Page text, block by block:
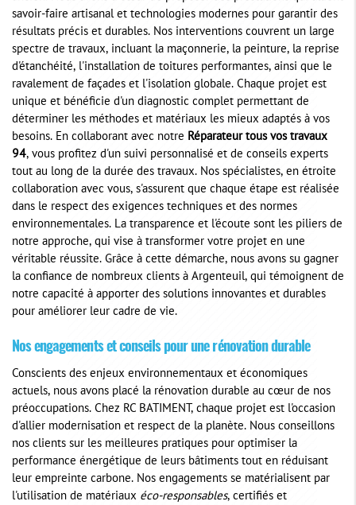
savoir-faire artisanal et technologies modernes pour garantir des
résultats précis et durables. Nos interventions couvrent un large
spectre de travaux, incluant la maçonnerie, la peinture, la reprise
d'étanchéité, l'installation de toitures performantes, ainsi que le
ravalement de façades et l'isolation globale. Chaque projet est
unique et bénéficie d'un diagnostic complet permettant de
déterminer les méthodes et matériaux les mieux adaptés à vos
besoins. En collaborant avec notre
Réparateur tous vos travaux
94, vous profitez d'un suivi personnalisé et de conseils experts
tout au long de la durée des travaux. Nos spécialistes, en étroite
collaboration avec vous, s'assurent que chaque étape est réalisée
dans le respect des exigences techniques et des normes
environnementales. La transparence et l'écoute sont les piliers de
notre approche, qui vise à transformer votre projet en une
véritable réussite. Grâce à cette démarche, nous avons su gagner
la confiance de nombreux clients à Argenteuil, qui témoignent de
notre capacité à apporter des solutions innovantes et durables
pour améliorer leur cadre de vie.
Nos engagements et conseils pour une rénovation durable
Conscients des enjeux environnementaux et économiques
actuels, nous avons placé la rénovation durable au cœur de nos
préoccupations. Chez RC BATIMENT, chaque projet est l'occasion
d'allier modernisation et respect de la planète. Nous conseillons
nos clients sur les meilleures pratiques pour optimiser la
performance énergétique de leurs bâtiments tout en réduisant
leur empreinte carbone. Nos engagements se matérialisent par
l'utilisation de matériaux éco-responsables, certifiés et